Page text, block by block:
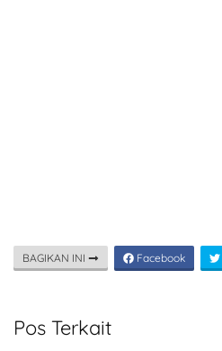
BAGIKAN INI Facebook
Pos Terkait